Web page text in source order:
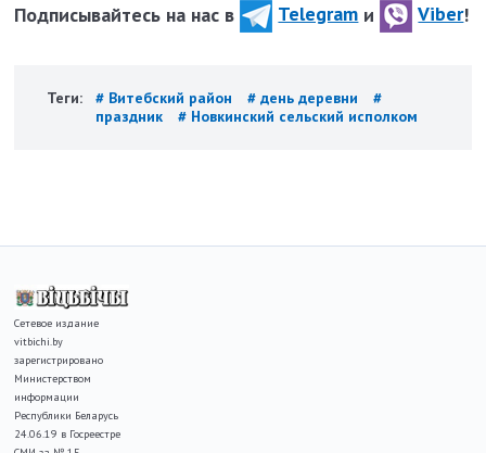
Подписывайтесь на нас в Telegram и Viber!
Теги: # Витебский район # день деревни
#
праздник
# Новкинский сельский исполком
Сетевое издание
vitbichi.by
зарегистрировано
Министерством
информации
Республики Беларусь
24.06.19 в Госреестре